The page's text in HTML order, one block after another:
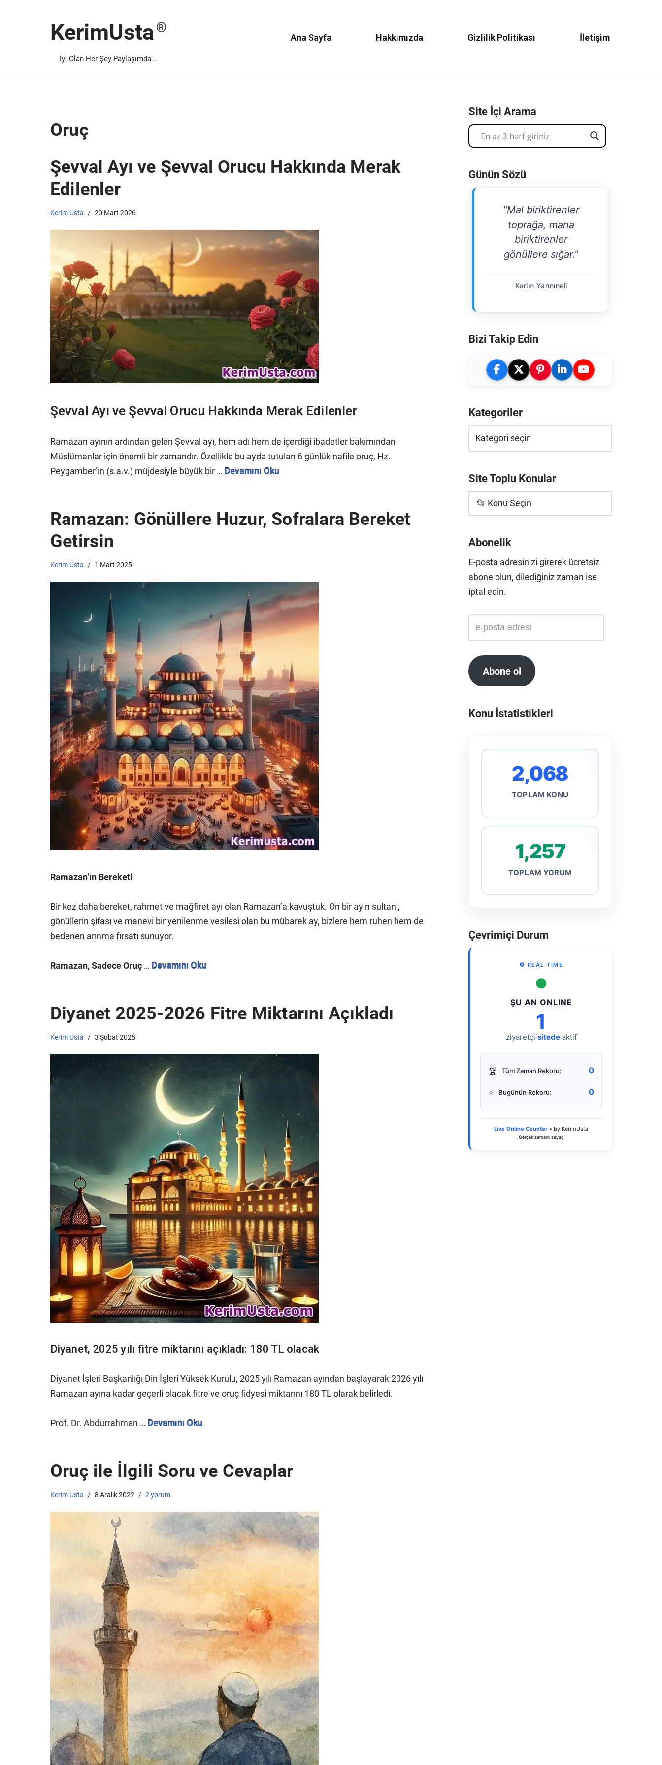
KerimUsta
İyi Olan Her Şey Paylaşımda...
Ana Sayfa Hakkımızda Gizlilik Politikası İletişim
Oruç
Şevval Ayı ve Şevval Orucu Hakkında Merak
Edilenler
Kerim Usta 20 Mart 2026
Şevval Ayı ve Şevval Orucu Hakkında Merak Edilenler
Ramazan ayının ardından gelen Şevval ayı, hem adı hem de içerdiği ibadetler bakımından
Müslümanlar için önemli bir zamandır. Özellikle bu ayda tutulan 6 günlük nafile oruç, Hz.
Peygamber’in (s.a.v.) müjdesiyle büyük bir … Devamını Oku
Ramazan: Gönüllere Huzur, Sofralara Bereket
Getirsin
Kerim Usta 1 Mart 2025
Ramazan’ın Bereketi
Bir kez daha bereket, rahmet ve mağfiret ayı olan Ramazan’a kavuştuk. On bir ayın sultanı,
gönüllerin şifası ve manevi bir yenilenme vesilesi olan bu mübarek ay, bizlere hem ruhen hem de
bedenen arınma fırsatı sunuyor.
Ramazan, Sadece Oruç … Devamını Oku
Diyanet 2025-2026 Fitre Miktarını Açıkladı
Kerim Usta 3 Şubat 2025
Diyanet, 2025 yılı fitre miktarını açıkladı: 180 TL olacak
Diyanet İşleri Başkanlığı Din İşleri Yüksek Kurulu, 2025 yılı Ramazan ayından başlayarak 2026 yılı
Ramazan ayına kadar geçerli olacak fitre ve oruç fidyesi miktarını 180 TL olarak belirledi.
Prof. Dr. Abdurrahman … Devamını Oku
Oruç ile İlgili Soru ve Cevaplar
Kerim Usta 8 Aralık 2022 2 yorum
Site İçi Arama
Günün Sözü
"Mal biriktirenler
toprağa, mana
biriktirenler
gönüllere sığar."
Kerim Yarınıneli
Bizi Takip Edin
Kategoriler
Site Toplu Konular
📂 Konu Seçin
Abonelik
E-posta adresinizi girerek ücretsiz
abone olun, dilediğiniz zaman ise
iptal edin.
Abone ol
Konu İstatistikleri
2,068
TOPLAM KONU
1,257
TOPLAM YORUM
Çevrimiçi Durum
🔄 REAL-TIME
●
ŞU AN ONLINE
1
ziyaretçi sitedeaktif
🏆 Tüm Zaman Rekoru: 0
⭐ Bugünün Rekoru: 0
Live Online Counter • by KerimUsta
Gerçek zamanlı sayaç